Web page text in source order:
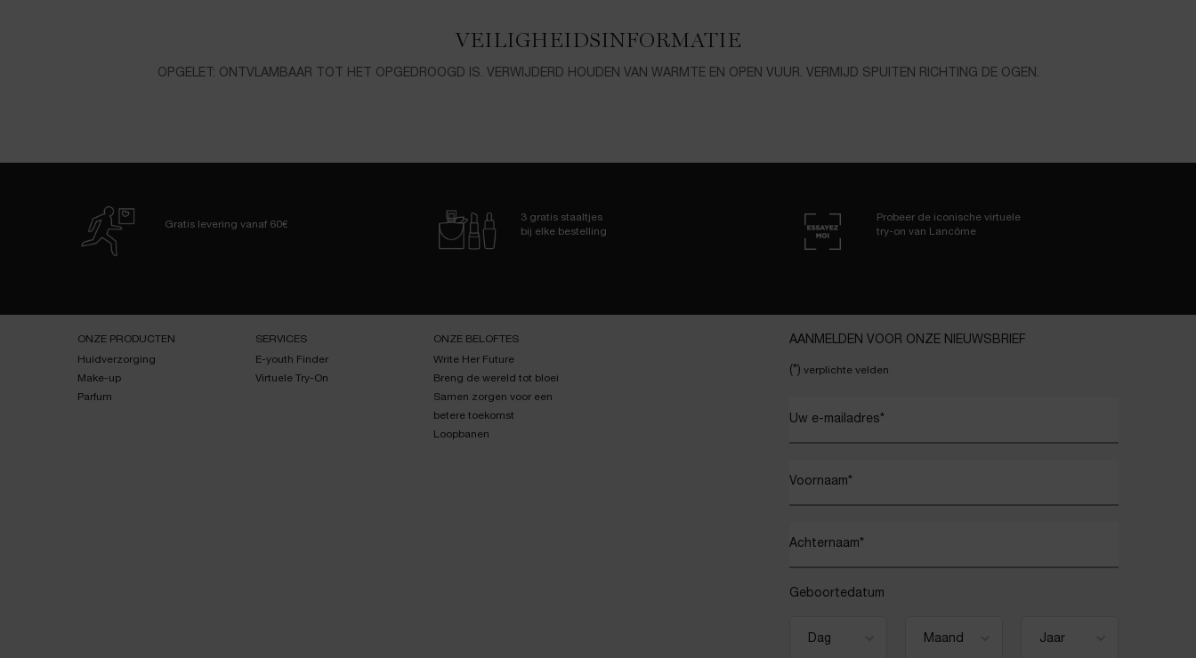
VEILIGHEIDSINFORMATIE
OPGELET: ONTVLAMBAAR TOT HET OPGEDROOGD IS. VERWIJDERD HOUDEN VAN WARMTE EN OPEN VUUR. VERMIJD SPUITEN RICHTING DE OGEN.
Gratis levering vanaf 60€
3 gratis staaltjes
bij elke bestelling
Probeer de iconische virtuele
try-on van Lancôme
ONZE PRODUCTEN
Huidverzorging
Make-up
Parfum
SERVICES
E-youth Finder
Virtuele Try-On
ONZE BELOFTES
Write Her Future
Breng de wereld tot bloei
Samen zorgen voor een
betere toekomst
Loopbanen
AANMELDEN VOOR ONZE NIEUWSBRIEF
(*) verplichte velden
Uw e-mailadres*
Voornaam*
Achternaam*
Geboortedatum